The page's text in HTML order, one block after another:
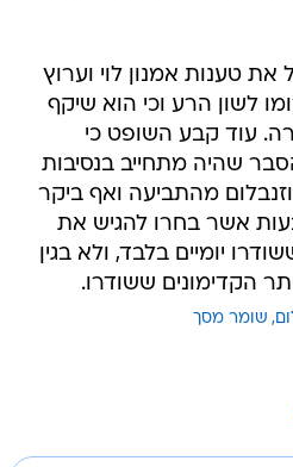
טענות אמנון לוי וערוץ
לשון הרע וכי הוא שיקף
עוד קבע השופט כי
שהיה מתחייב בנסיבות
מהתביעה ואף ביקר
אשר בחרו להגיש את
יומיים בלבד, ולא בגין
הקדימונים ששודרו.
שומר מסך